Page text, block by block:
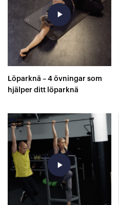
play_arrow
Löparknä – 4 övningar som
hjälper ditt löparknä
play_arrow